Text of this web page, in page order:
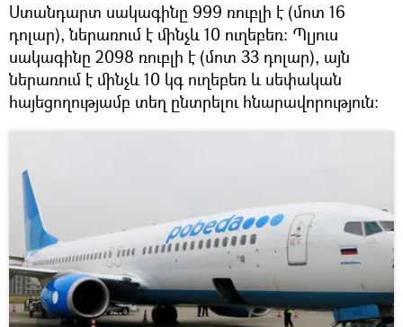
Ստանդարտ սակագինը 999 ռուբլի է (մոտ 16
դոլար), ներառում է մինչև 10 ուղեբեռ։ Պլյուս
սակագինը 2098 ռուբլի է (մոտ 33 դոլար), այն
ներառում է մինչև 10 կգ ուղեբեռ և սեփական
հայեցողությամբ տեղ ընտրելու հնարավորություն։